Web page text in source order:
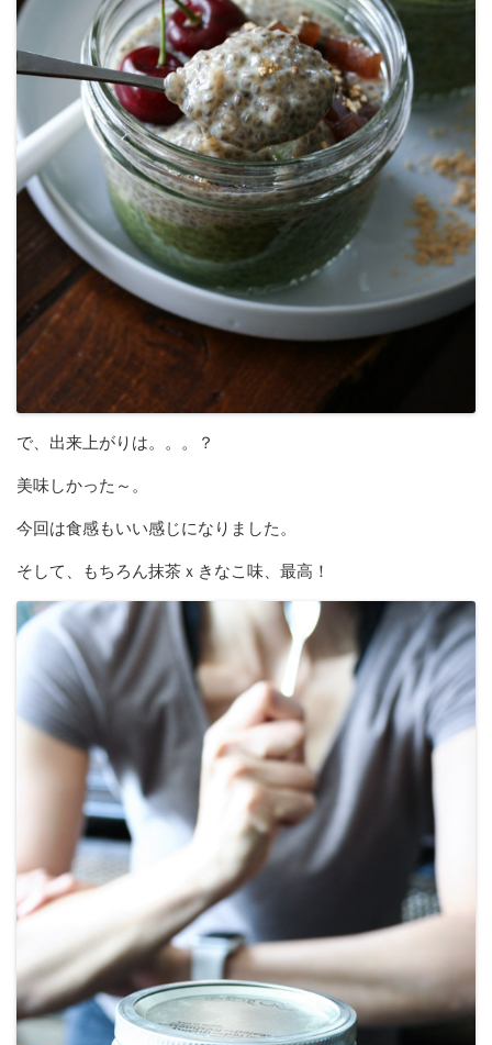
で、出来上がりは。。。？
美味しかった～。
今回は食感もいい感じになりました。
そして、もちろん抹茶ｘきなこ味、最高！